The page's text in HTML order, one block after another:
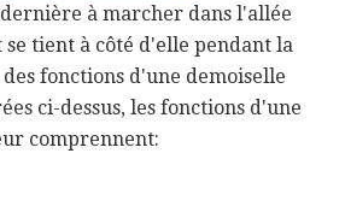
à marcher dans l'allée
tient à côté d'elle pendant la
fonctions d'une demoiselle
ci-dessus, les fonctions d'une
comprennent: